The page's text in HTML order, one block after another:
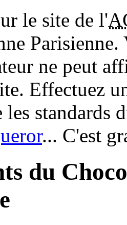
le site de l'
Parisienne.
ne peut
Effectuez
les standards
... C'est
du